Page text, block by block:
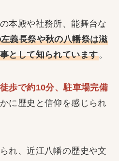
本殿や社務所、能舞台な
義長祭や秋の八幡祭は滋
として知られています。
歩で約10分、駐車場完備
に歴史と信仰を感じられ
れ、近江八幡の歴史や文